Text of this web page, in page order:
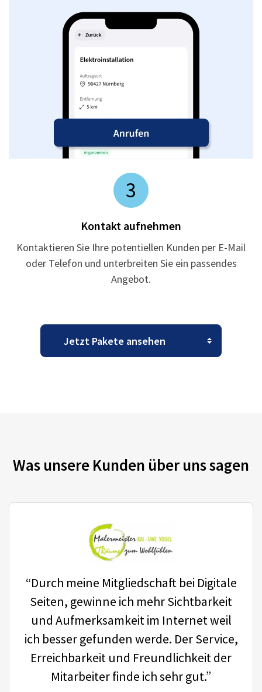
3
Kontakt aufnehmen
Kontaktieren Sie Ihre potentiellen Kunden per E-Mail
oder Telefon und unterbreiten Sie ein passendes
Angebot.
Was unsere Kunden über uns sagen
“Durch meine Mitgliedschaft bei Digitale
Seiten, gewinne ich mehr Sichtbarkeit
und Aufmerksamkeit im Internet weil
ich besser gefunden werde. Der Service,
Erreichbarkeit und Freundlichkeit der
Mitarbeiter finde ich sehr gut.”